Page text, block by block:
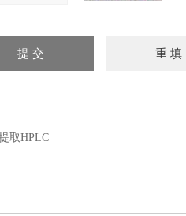
取HPLC